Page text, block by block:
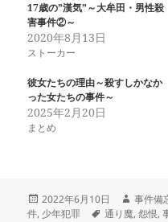
17歳の”漢気”～大牟田・男性殺
害事件②～
2020年8月13日
ストーカー
彼女たちの理由～殺すしかなか
った女たちの事件～
2025年2月20日
まとめ
投
稿
2022年6月10日
作
成
事件備
件, 少年犯罪
タ
通り魔,怨恨,